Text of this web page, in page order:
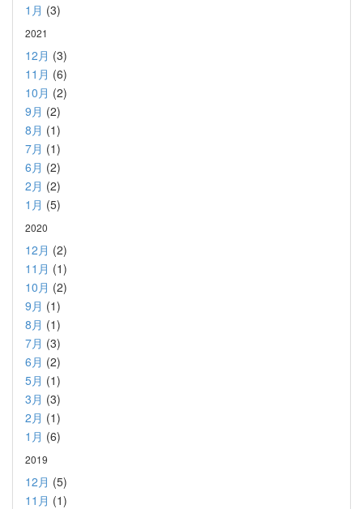
1月 (3)
2021
12月 (3)
11月 (6)
10月 (2)
9月 (2)
8月 (1)
7月 (1)
6月 (2)
2月 (2)
1月 (5)
2020
12月 (2)
11月 (1)
10月 (2)
9月 (1)
8月 (1)
7月 (3)
6月 (2)
5月 (1)
3月 (3)
2月 (1)
1月 (6)
2019
12月 (5)
11月 (1)